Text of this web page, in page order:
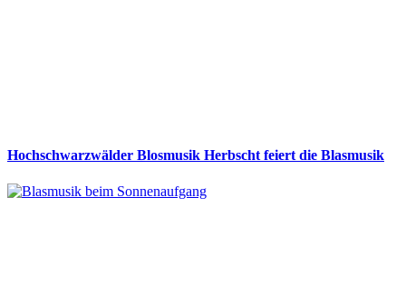
Hochschwarzwälder Blosmusik Herbscht feiert die Blasmusik